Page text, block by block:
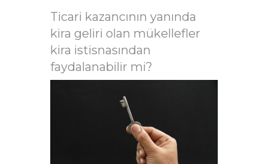
Ticari kazancının yanında
kira geliri olan mükellefler
kira istisnasından
faydalanabilir mi?